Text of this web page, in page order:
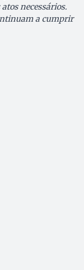
necessários.
a cumprir